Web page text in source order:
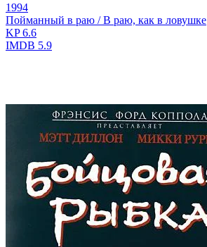
1994
Пойманный в раю / В раю, как в ловушке
KP6.6
IMDB 5.9